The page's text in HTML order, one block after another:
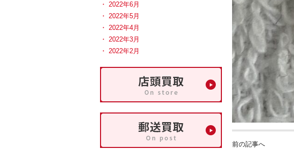
前の記事へ
2022年6月
2022年5月
2022年4月
2022年3月
2022年2月